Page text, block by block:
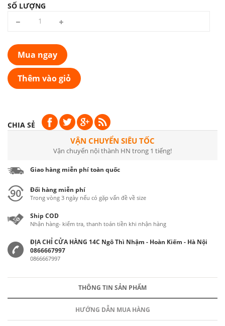
SỐ LƯỢNG
Mua ngay
Thêm vào giỏ
CHIA SẺ
VẬN CHUYỂN SIÊU TỐC
Vận chuyển nội thành HN trong 1 tiếng!
Giao hàng miễn phí toàn quốc
Đổi hàng miễn phí
Trong vòng 3 ngày nếu có gặp vấn đề về size
Ship COD
Nhận hàng- kiểm tra, thanh toán tiền khi nhận hàng
ĐỊA CHỈ CỬA HÀNG 14C Ngô Thì Nhậm - Hoàn Kiếm - Hà Nội
0866667997
0866667997
THÔNG TIN SẢN PHẨM
HƯỚNG DẪN MUA HÀNG